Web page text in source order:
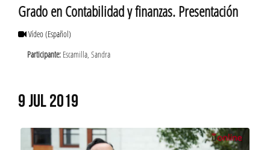
Grado en Contabilidad y finanzas. Presentación
Vídeo(Español)
Participante: Escamilla, Sandra
9 JUL 2019